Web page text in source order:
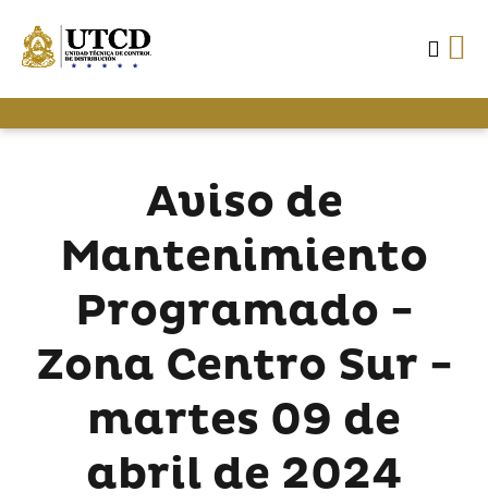
Aviso de
Mantenimiento
Programado -
Zona Centro Sur -
martes 09 de
abril de 2024